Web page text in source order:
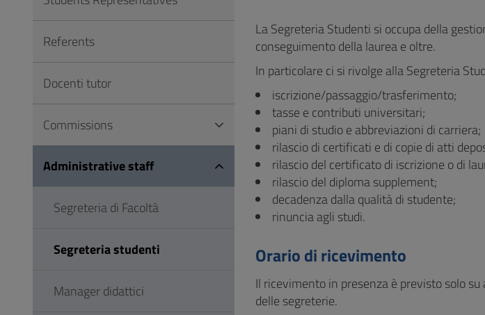
Footer
La Segreteria Studenti si occupa della
conseguimento della laurea e oltre.
In particolare ci si rivolge alla Segreteria
iscrizione/passaggio/trasferimento;
tasse e contributi universitari;
piani di studio e abbreviazioni di carriera;
rilascio di certificati e di copie di atti
rilascio del certificato di iscrizione o di
rilascio del diploma supplement;
decadenza dalla qualità di studente;
rinuncia agli studi.
Orario di ricevimento
Il ricevimento in presenza è previsto solo
delle segreterie.
Referents
Docenti tutor
Commissions
Administrative staff
Segreteria di Facoltà
Segreteria studenti
Manager didattici